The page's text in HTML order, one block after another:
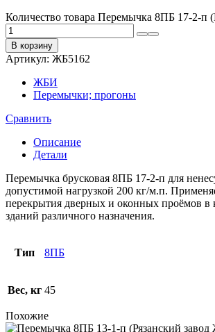
Количество товара Перемычка 8ПБ 17-2-
В корзину
Артикул: ЖБ5162
ЖБИ
Перемычки; прогоны
Сравнить
Описание
Детали
Перемычка брусковая 8ПБ 17-2-п для
допустимой нагрузкой 200 кг/м.п.
перекрытия дверных и оконных проёмов в
зданий различного назначения.
Тип 8ПБ
Вес, кг 45
Похожие